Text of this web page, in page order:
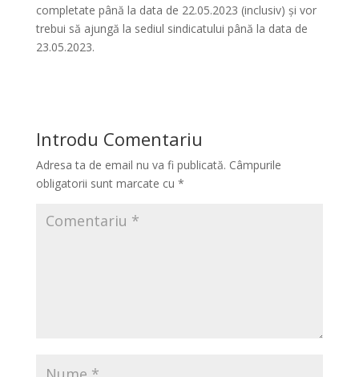
completate până la data de 22.05.2023 (inclusiv) și vor
trebui să ajungă la sediul sindicatului până la data de
23.05.2023.
Introdu Comentariu
Adresa ta de email nu va fi publicată. Câmpurile
obligatorii sunt marcate cu *